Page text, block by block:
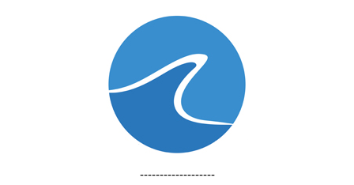
-------------------